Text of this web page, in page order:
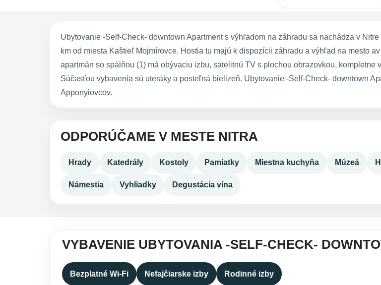
Ubytovanie -Self-Check- downtown Apartment s výhľadom na záhradu sa nachádza v
km od miesta Kaštieľ Mojmírovce. Hostia tu majú k dispozícii záhradu a výhľad na mesto
apartmán so spálňou (1) má obývaciu izbu, satelitnú TV s plochou obrazovkou,
Súčasťou vybavenia sú uteráky a posteľná bielizeň. Ubytovanie -Self-Check- downtown
Apponyiovcov.
ODPORÚČAME V MESTE NITRA
Hrady Katedrály Kostoly Pamiatky Miestna kuchyňa Múzeá
Námestia Vyhliadky Degustácia vína
VYBAVENIE UBYTOVANIA -SELF-CHECK-
Bezplatné Wi-Fi Nefajčiarske izby Rodinné izby